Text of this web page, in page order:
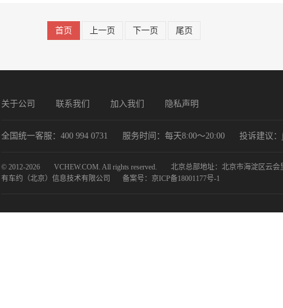
首页 上一页 下一页 尾页
关于公司 联系我们 加入我们 隐私声明
全国统一客服：400 994 0731 服务时间：每天8:00～20:00 投诉建议：
© 2012-2026 VCHEW.COM. All rights reserved.
北京总部地址：北京市海淀区云会
有车约（北京）信息技术有限公司
备案号：京ICP备18001177号-1